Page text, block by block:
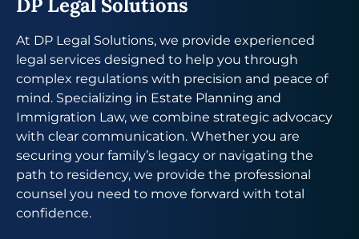
DP Legal Solutions
At DP Legal Solutions, we provide experienced
legal services designed to help you through
complex regulations with precision and peace of
mind. Specializing in Estate Planning and
Immigration Law, we combine strategic advocacy
with clear communication. Whether you are
securing your family’s legacy or navigating the
path to residency, we provide the professional
counsel you need to move forward with total
confidence.